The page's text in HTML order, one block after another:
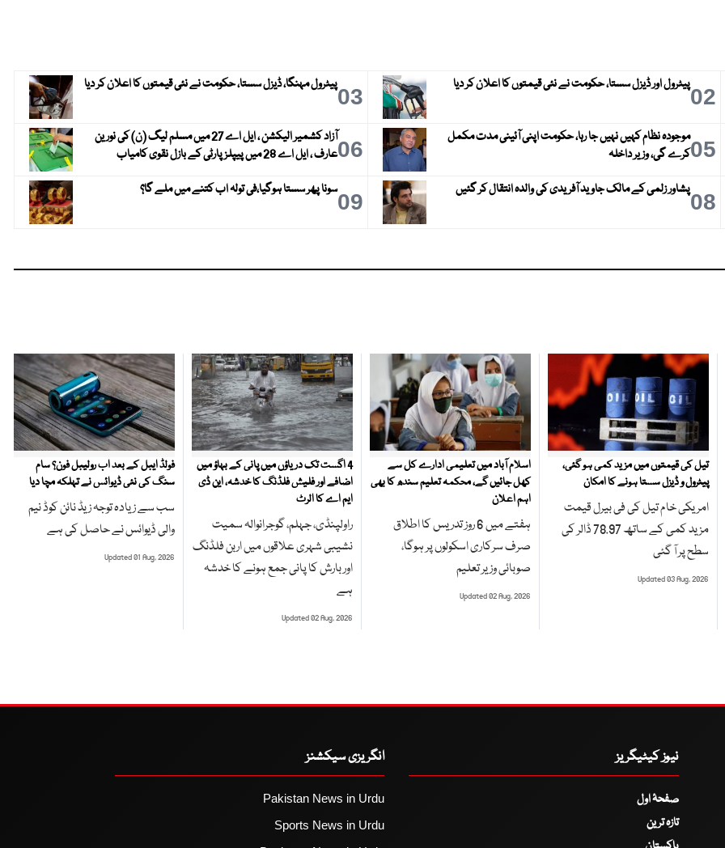
02پیٹرول اور ڈیزل سستا، حکومت نے نئی قیمتوں کا اعلان کر دیا 03پیٹرول مہنگا، ڈیزل سستا، حکومت نے نئی قیمتوں کا اعلان کر دیا
05موجودہ نظام کہیں نہیں جا رہا، حکومت اپنی آئینی مدت مکمل
کرے گی، وزیر داخلہ
06
آزاد کشمیر الیکشن ، ایل اے 27 میں مسلم لیگ (ن) کی نورین
عارف ، ایل اے 28 میں پیپلز پارٹی کے بازل نقوی کامیاب
08پشاور زلمی کے مالک جاوید آفریدی کی والدہ انتقال کر گئیں 09سونا پھر سستا ہوگیا،فی تولہ اب کتنے میں ملے گا؟
تیل کی قیمتوں میں مزید کمی ہو گئی،
پیٹرول و ڈیزل سستا ہونے کا امکان
امریکی خام تیل کی فی بیرل قیمت
مزید کمی کے ساتھ 78.97 ڈالر کی
سطح پر آ گئی
Updated 03 Aug, 2026
اسلام آباد میں تعلیمی ادارے کل سے
کھل جائیں گے، محکمہ تعلیم سندھ کا بھی
اہم اعلان
ہفتے میں 6 روز تدریس کا اطلاق
صرف سرکاری اسکولوں پر ہوگا،
صوبائی وزیر تعلیم
Updated 02 Aug, 2026
4 اگست تک دریاؤں میں پانی کے بہاؤ میں
اضافے اور فلیش فلڈنگ کا خدشہ، این ڈی
ایم اے کا الرٹ
راولپنڈی، جہلم، گوجرانوالہ سمیت
نشیبی شہری علاقوں میں اربن فلڈنگ
اور بارش کا پانی جمع ہونے کا خدشہ
ہے
Updated 02 Aug, 2026
فولڈ ایبل کے بعد اب رولیبل فون؟ سام
سنگ کی نئی ڈیوائس نے تہلکہ مچا دیا
سب سے زیادہ توجہ زیڈ نائن کوڈ نیم
والی ڈیوائس نے حاصل کی ہے
Updated 01 Aug, 2026
نیوز کیٹیگریز
صفحۂ اول
تازہ ترین
انگریزی سیکشنز
Pakistan News in Urdu
Sports News in Urdu